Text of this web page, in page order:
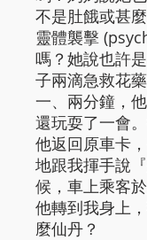
不是肚餓或甚
靈體襲擊
嗎？她說也許
子兩滴急救花
一、兩分鐘，
還玩耍了一會
他返回原車卡
地跟我揮手說
候，車上乘客
他轉到我身上
麼仙丹？